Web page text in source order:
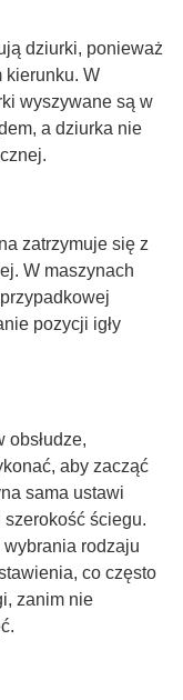
dziurki, ponieważ
kierunku. W
wyszywane są w
a dziurka nie
zatrzymuje się z
W maszynach
pozycji igły
obsłudze,
aby zacząć
sama ustawi
ściegu.
rodzaju
co często
zanim nie